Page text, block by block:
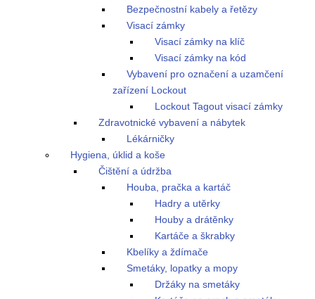
Bezpečnostní kabely a řetězy
Visací zámky
Visací zámky na klíč
Visací zámky na kód
Vybavení pro označení a uzamčení
zařízení Lockout
Lockout Tagout visací zámky
Zdravotnické vybavení a nábytek
Lékárničky
Hygiena, úklid a koše
Čištění a údržba
Houba, pračka a kartáč
Hadry a utěrky
Houby a drátěnky
Kartáče a škrabky
Kbelíky a ždímače
Smetáky, lopatky a mopy
Držáky na smetáky